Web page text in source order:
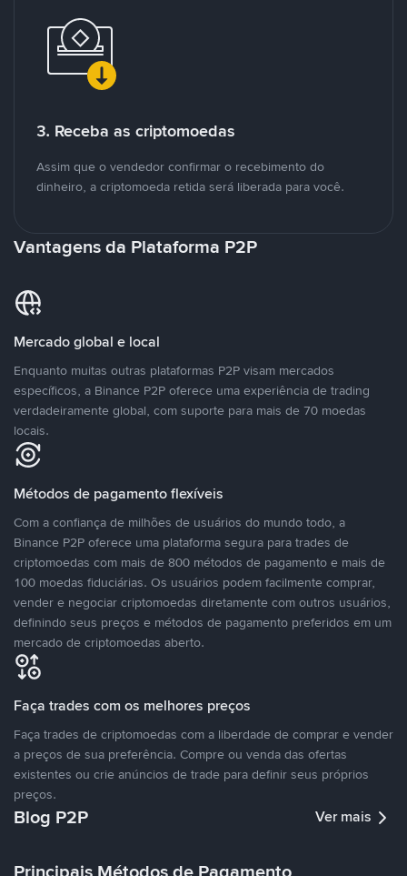
3. Receba as criptomoedas
Assim que o vendedor confirmar o recebimento do
dinheiro, a criptomoeda retida será liberada para você.
Vantagens da Plataforma P2P
Mercado global e local
Enquanto muitas outras plataformas P2P visam mercados
específicos, a Binance P2P oferece uma experiência de trading
verdadeiramente global, com suporte para mais de 70 moedas
locais.
Métodos de pagamento flexíveis
Com a confiança de milhões de usuários do mundo todo, a
Binance P2P oferece uma plataforma segura para trades de
criptomoedas com mais de 800 métodos de pagamento e mais de
100 moedas fiduciárias. Os usuários podem facilmente comprar,
vender e negociar criptomoedas diretamente com outros usuários,
definindo seus preços e métodos de pagamento preferidos em um
mercado de criptomoedas aberto.
Faça trades com os melhores preços
Faça trades de criptomoedas com a liberdade de comprar e vender
a preços de sua preferência. Compre ou venda das ofertas
existentes ou crie anúncios de trade para definir seus próprios
preços.
Blog P2P Ver mais